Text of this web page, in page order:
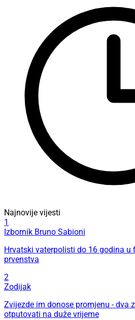
Najnovije vijesti
1
Izbornik Bruno Sabioni
Hrvatski vaterpolisti do 16 godina u
prvenstva
2
Zodijak
Zvijezde im donose promjenu - dva
otputovati na duže vrijeme